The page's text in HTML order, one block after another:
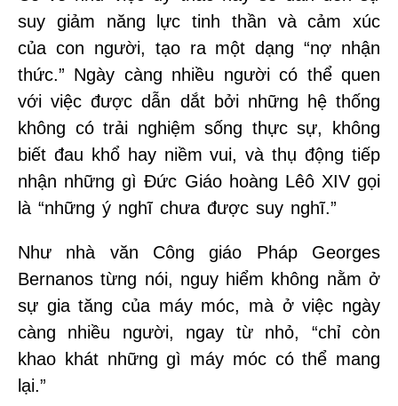
suy giảm năng lực tinh thần và cảm xúc
của con người, tạo ra một dạng “nợ nhận
thức.” Ngày càng nhiều người có thể quen
với việc được dẫn dắt bởi những hệ thống
không có trải nghiệm sống thực sự, không
biết đau khổ hay niềm vui, và thụ động tiếp
nhận những gì Đức Giáo hoàng Lêô XIV gọi
là “những ý nghĩ chưa được suy nghĩ.”
Như nhà văn Công giáo Pháp Georges
Bernanos từng nói, nguy hiểm không nằm ở
sự gia tăng của máy móc, mà ở việc ngày
càng nhiều người, ngay từ nhỏ, “chỉ còn
khao khát những gì máy móc có thể mang
lại.”